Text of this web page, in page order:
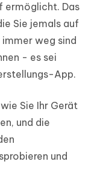
ermöglicht. Das
Sie jemals auf
weg sind
- es sei
App.
Sie Ihr Gerät
und die
und